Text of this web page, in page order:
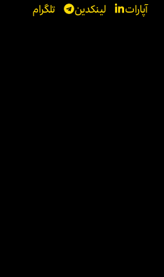
آپارات لینکدین تلگرام